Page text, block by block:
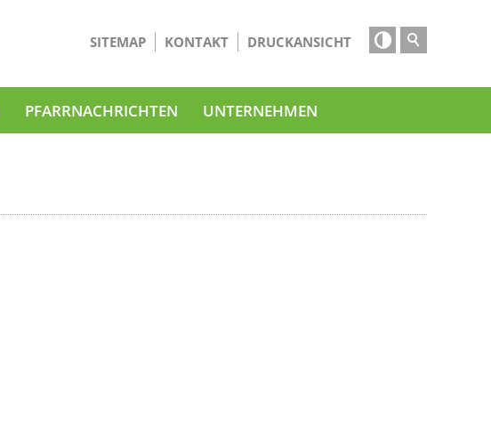

SITEMAP KONTAKT DRUCKANSICHT
PFARRNACHRICHTEN UNTERNEHMEN